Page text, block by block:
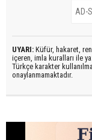
UYARI: Küfür, hakaret,
içeren, imla kuralları ile
Türkçe karakter
onaylanmamaktadır.